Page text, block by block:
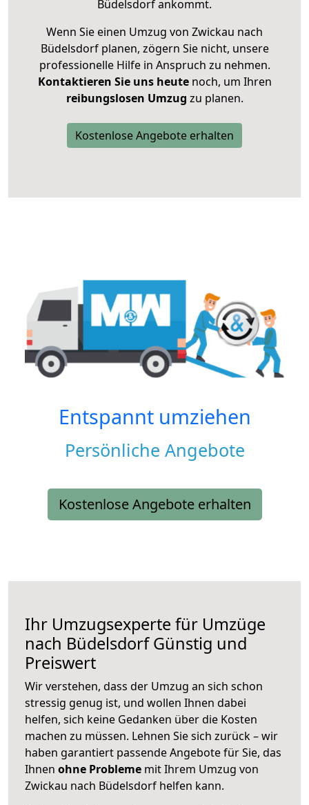
Büdelsdorf ankommt.
Wenn Sie einen Umzug von Zwickau nach
Büdelsdorf planen, zögern Sie nicht, unsere
professionelle Hilfe in Anspruch zu nehmen.
Kontaktieren Sie uns heutenoch, um Ihren
reibungslosen Umzug zu planen.
Kostenlose Angebote erhalten
Entspannt umziehen
Persönliche Angebote
Kostenlose Angebote erhalten
Ihr Umzugsexperte für Umzüge
nach BüdelsdorfGünstig und
Preiswert
Wir verstehen, dass der Umzug an sich schon
stressig genug ist, und wollen Ihnen dabei
helfen, sich keine Gedanken über die Kosten
machen zu müssen. Lehnen Sie sich zurück – wir
haben garantiert passende Angebote für Sie, das
Ihnen ohne Probleme mit Ihrem Umzug von
Zwickau nach Büdelsdorf helfen kann.